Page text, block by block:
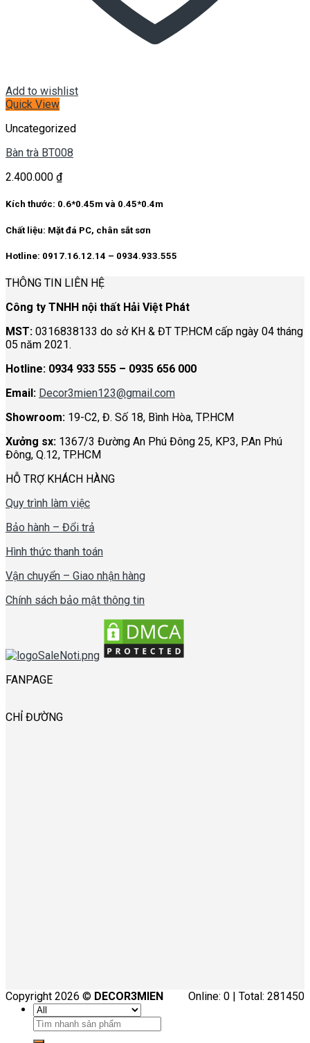
Add to wishlist
Quick View
Uncategorized
Bàn trà BT008
2.400.000 ₫
Kích thước: 0.6*0.45m và 0.45*0.4m
Chất liệu: Mặt đá PC, chân sắt sơn
Hotline: 0917.16.12.14 – 0934.933.555
THÔNG TIN LIÊN HỆ
Công ty TNHH nội thất Hải Việt Phát
MST: 0316838133 do sở KH & ĐT TP.HCM cấp ngày 04 tháng
05 năm 2021.
Hotline: 0934 933 555 – 0935 656 000
Email: Decor3mien123@gmail.com
Showroom: 19-C2, Đ. Số 18, Bình Hòa, TP.HCM
Xưởng sx: 1367/3 Đường An Phú Đông 25, KP3, P.An Phú
Đông, Q.12, TP.HCM
HỖ TRỢ KHÁCH HÀNG
Quy trình làm việc
Bảo hành – Đổi trả
Hình thức thanh toán
Vận chuyển – Giao nhận hàng
Chính sách bảo mật thông tin
FANPAGE
CHỈ ĐƯỜNG
Online: 0 | Total: 281450
Copyright 2026 © DECOR3MIEN
Tìm
kiếm: